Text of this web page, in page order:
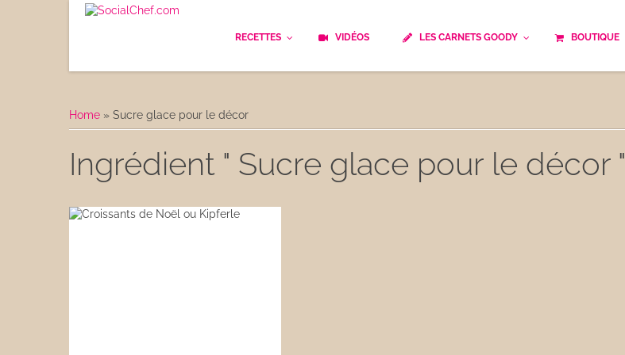
RECETTES
Le Pain
Apéritifs
Déjeuner
Cuisine française traditionnelle Repas musculation
VIDÉOS LES CARNETS GOODY
Spécialité culinaire
Les astuces Goody
BOUTIQUE
Home » Sucre glace pour le décor
Ingrédient " Sucre glace pour le décor "